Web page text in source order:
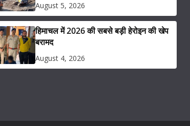
August 5, 2026
हिमाचल में 2026 की सबसे बड़ी हेरोइन की खेप
बरामद
August 4, 2026